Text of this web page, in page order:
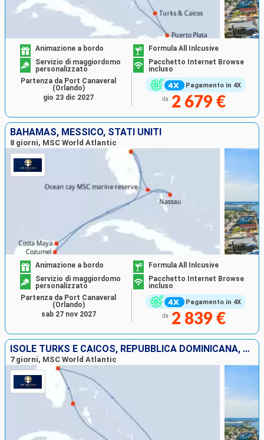
Pagamento in 4X
Animazione a bordo
Formula All Inlcusive
Servizio di maggiordomo
personalizzato
Pacchetto Internet Browse
incluso
da 2 679 €
Partenza da Port Canaveral
(Orlando)
gio 23 dic 2027
BAHAMAS, MESSICO, STATI UNITI
8 giorni, MSC World Atlantic
Pagamento in 4X
Animazione a bordo
Formula All Inlcusive
Servizio di maggiordomo
personalizzato
Pacchetto Internet Browse
incluso
da 2 839 €
Partenza da Port Canaveral
(Orlando)
sab 27 nov 2027
ISOLE TURKS E CAICOS, REPUBBLICA DOMINICANA, BAHAMAS, STATI UNITI
7 giorni, MSC World Atlantic